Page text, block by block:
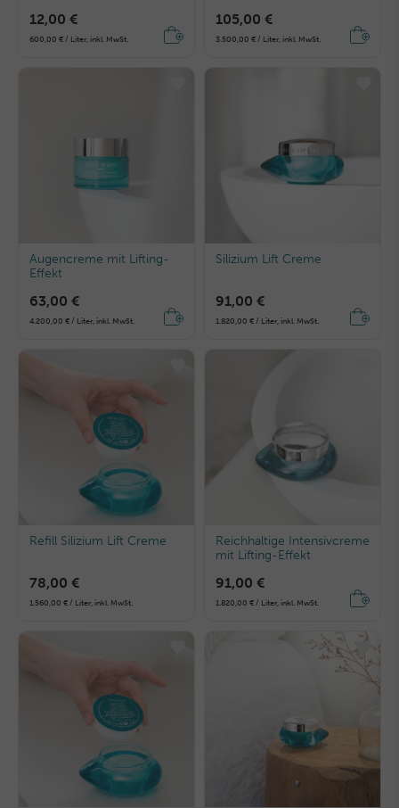
12,00 €
600,00 € / Liter, inkl. MwSt.
105,00 €
3.500,00 € / Liter, inkl. MwSt.
Augencreme mit Lifting-
Effekt
63,00 €
4.200,00 € / Liter, inkl. MwSt.
Silizium Lift Creme
91,00 €
1.820,00 € / Liter, inkl. MwSt.
Refill Silizium Lift Creme
78,00 €
1.560,00 € / Liter, inkl. MwSt.
Reichhaltige Intensivcreme
mit Lifting-Effekt
91,00 €
1.820,00 € / Liter, inkl. MwSt.